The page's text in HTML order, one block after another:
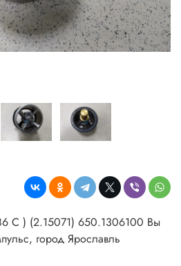
С ) (2.15071) 650.1306100 Вы
город Ярославль